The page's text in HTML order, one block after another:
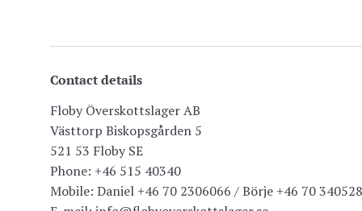
Contact details
Floby Överskottslager AB
Västtorp Biskopsgården 5
521 53 Floby SE
Phone: +46 515 40340
Mobile: Daniel +46 70 2306066 / Börje +46 70